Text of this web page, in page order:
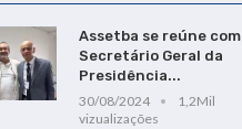
Assetba se reúne com
Secretário Geral da
Presidência...
30/08/2024
1,2Mil
vizualizações